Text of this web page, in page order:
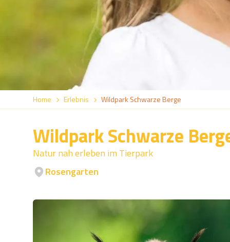
Home Erlebnis Wildpark Schwarze Berge
Wildpark Schwarze
Natur nah erleben im Tierpark
Rosengarten